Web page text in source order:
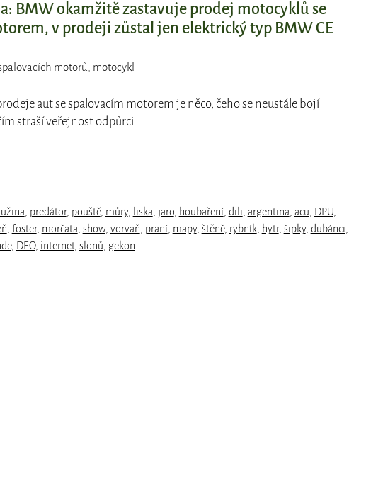
BMW okamžitě zastavuje prodej motocyklů se
v prodeji zůstal jen elektrický typ BMW CE
motorů
motocykl
aut se spalovacím motorem je něco, čeho se neustále bojí
straší veřejnost odpůrci…
predátor, pouště, můry, liska jaro, houbaření, dili argentina acu DPU,
foster, morčata show, vorvaň praní, mapy, štěně, rybník, hytr, šipky, dubánci
, DEO, internet, slonů gekon